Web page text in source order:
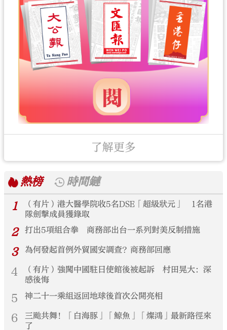
了解更多
熱榜
時間鏈
1
（有片）港大醫學院收5名DSE「超級狀元」 1名港
隊劍擊成員獲錄取
2 打出5項組合拳 商務部出台一系列對美反制措施
3 為何發起首例外貿國安調查？商務部回應
4
（有片）強闖中國駐日使館後被起訴 村田晃大：深
感後悔
5 神二十一乘組返回地球後首次公開亮相
6
三颱共舞！「白海豚」「鯨魚」「燦鴻」最新路徑來
了